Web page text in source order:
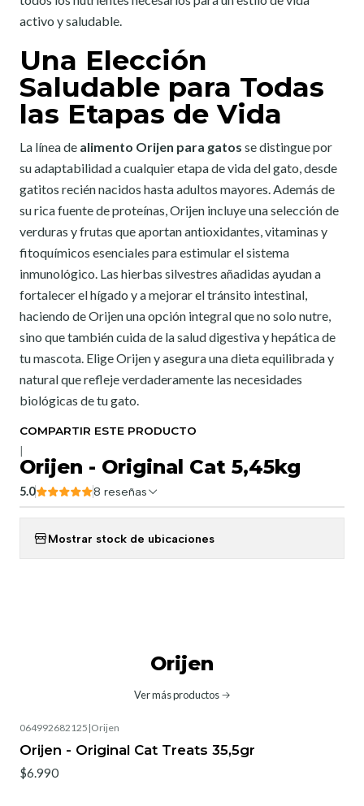
activo y saludable.
Una Elección
Saludable para Todas
las Etapas de Vida
La línea de alimento Orijen para gatos se distingue por
su adaptabilidad a cualquier etapa de vida del gato, desde
gatitos recién nacidos hasta adultos mayores. Además de
su rica fuente de proteínas, Orijen incluye una selección de
verduras y frutas que aportan antioxidantes, vitaminas y
fitoquímicos esenciales para estimular el sistema
inmunológico. Las hierbas silvestres añadidas ayudan a
fortalecer el hígado y a mejorar el tránsito intestinal,
haciendo de Orijen una opción integral que no solo nutre,
sino que también cuida de la salud digestiva y hepática de
tu mascota. Elige Orijen y asegura una dieta equilibrada y
natural que refleje verdaderamente las necesidades
biológicas de tu gato.
COMPARTIR ESTE PRODUCTO
Orijen - Original Cat 5,45kg
5.0 8 reseñas
Mostrar stock de ubicaciones
Orijen
Ver más productos
064992682125 |Orijen
Orijen - Original Cat Treats 35,5gr
$6.990